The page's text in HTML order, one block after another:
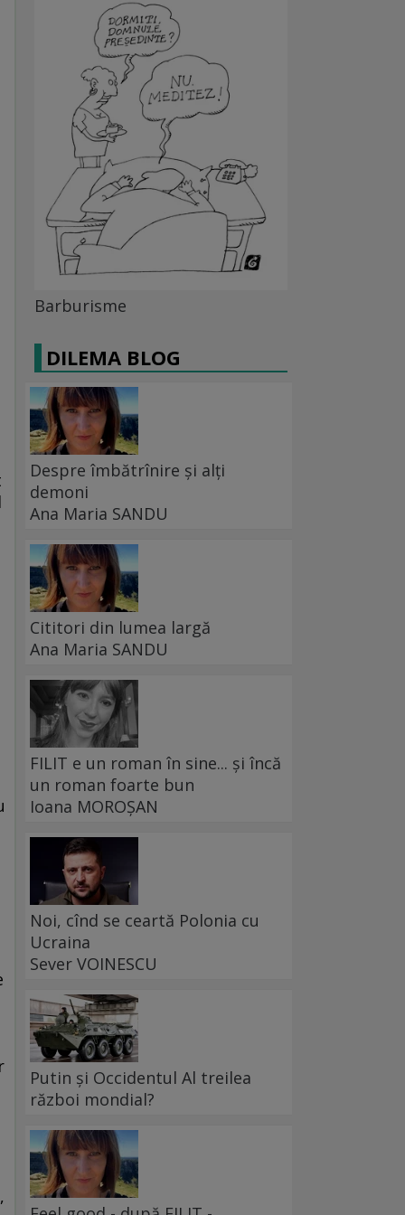
Barburisme
DILEMA BLOG
Despre îmbătrînire și alți
demoni
Ana Maria SANDU
Cititori din lumea largă
Ana Maria SANDU
FILIT e un roman în sine... și încă
un roman foarte bun
Ioana MOROȘAN
Noi, cînd se ceartă Polonia cu
Ucraina
Sever VOINESCU
Putin și Occidentul Al treilea
război mondial?